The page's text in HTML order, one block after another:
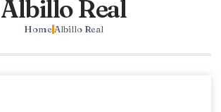
Albillo Real
Home Albillo Real